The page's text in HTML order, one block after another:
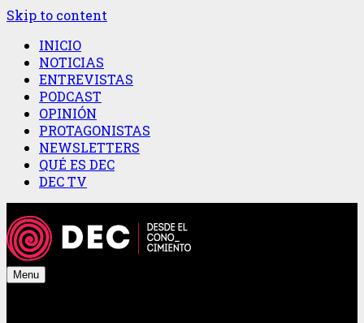
Skip to content
INICIO
NOTICIAS
ENTREVISTAS
PODCAST
OPINIÓN
PROTAGONISTAS
NEWSLETTERS
QUÉ ES DEC
DEC TV
Menu